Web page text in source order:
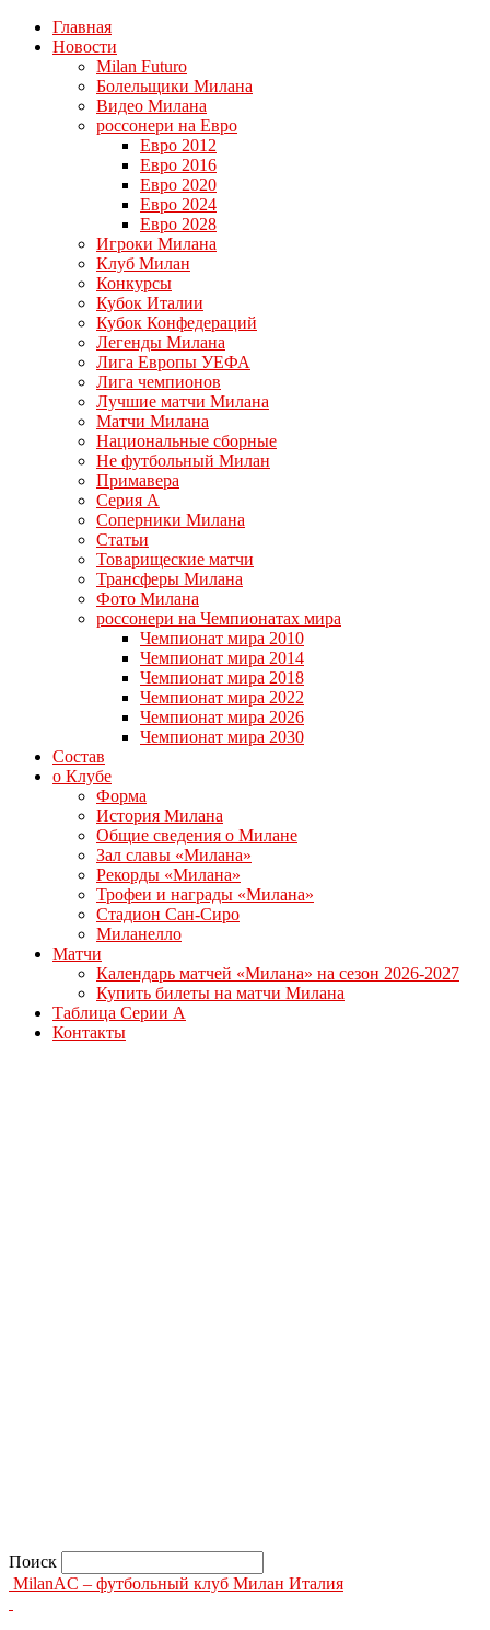
Главная
Новости
Milan Futuro
Болельщики Милана
Видео Милана
россонери на Евро
Евро 2012
Евро 2016
Евро 2020
Евро 2024
Евро 2028
Игроки Милана
Клуб Милан
Конкурсы
Кубок Италии
Кубок Конфедераций
Легенды Милана
Лига Европы УЕФА
Лига чемпионов
Лучшие матчи Милана
Матчи Милана
Национальные сборные
Не футбольный Милан
Примавера
Серия А
Соперники Милана
Статьи
Товарищеские матчи
Трансферы Милана
Фото Милана
россонери на Чемпионатах мира
Чемпионат мира 2010
Чемпионат мира 2014
Чемпионат мира 2018
Чемпионат мира 2022
Чемпионат мира 2026
Чемпионат мира 2030
Состав
о Клубе
Форма
История Милана
Общие сведения о Милане
Зал славы «Милана»
Рекорды «Милана»
Трофеи и награды «Милана»
Стадион Сан-Сиро
Миланелло
Матчи
Календарь матчей «Милана» на сезон 2026-2027
Купить билеты на матчи Милана
Таблица Серии А
Контакты
Поиск
MilanAC – футбольный клуб Милан Италия